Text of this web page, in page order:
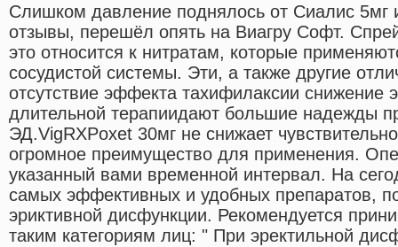
Слишком давление поднялось от Сиалис 5мг
отзывы, перешёл опять на Виагру Софт.
это относится к нитратам, которые
сосудистой системы. Эти, а также другие
отсутствие эффекта тахифилаксии снижение
длительной терапиидают большие надежды
ЭД.VigRXPoxet 30мг не снижает
огромное преимущество для применения.
указанный вами временной интервал. На
самых эффективных и удобных препаратов,
эриктивной дисфункции. Рекомендуется
таким категориям лиц: " При эректильной